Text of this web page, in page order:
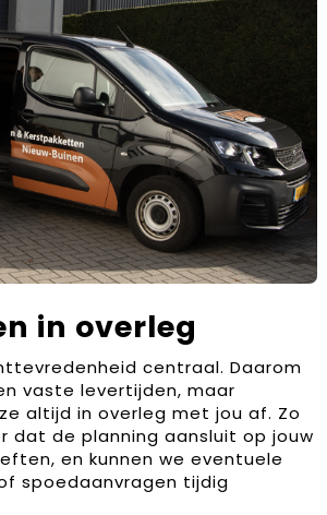
in overleg
centraal. Daarom
vaste levertijden, maar
altijd in overleg met jou af. Zo
dat de planning aansluit op jouw
en kunnen we eventuele
spoedaanvragen tijdig